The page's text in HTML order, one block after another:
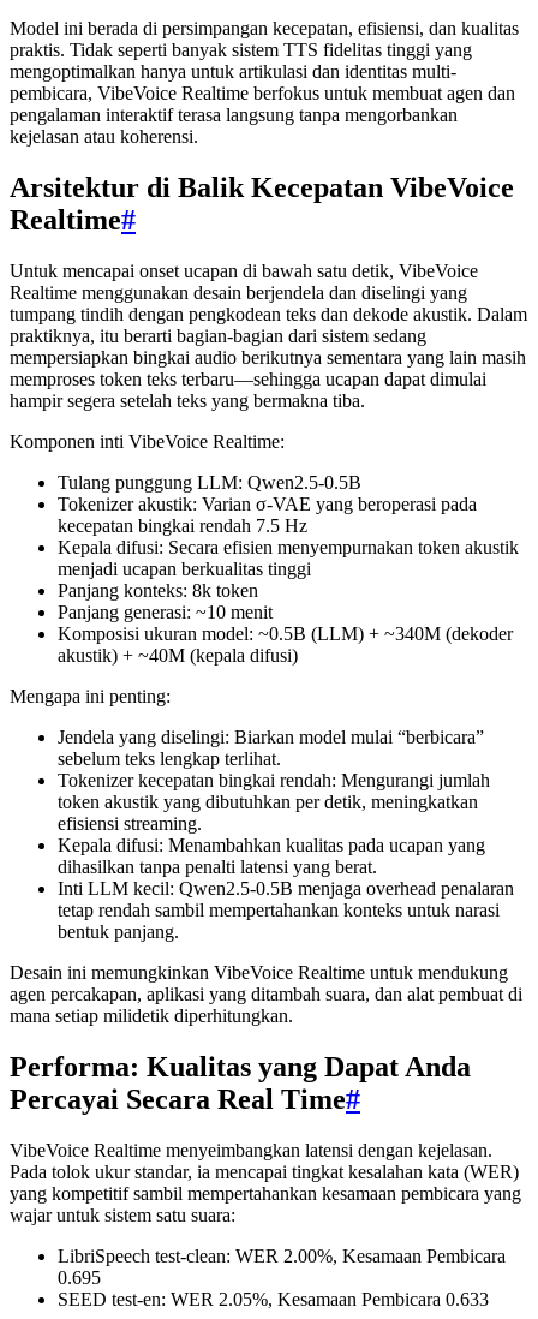
Model ini berada di persimpangan kecepatan, efisiensi, dan kualitas
praktis. Tidak seperti banyak sistem TTS fidelitas tinggi yang
mengoptimalkan hanya untuk artikulasi dan identitas multi-
pembicara, VibeVoice Realtime berfokus untuk membuat agen dan
pengalaman interaktif terasa langsung tanpa mengorbankan
kejelasan atau koherensi.
Arsitektur di Balik Kecepatan VibeVoice
Realtime#
Untuk mencapai onset ucapan di bawah satu detik, VibeVoice
Realtime menggunakan desain berjendela dan diselingi yang
tumpang tindih dengan pengkodean teks dan dekode akustik. Dalam
praktiknya, itu berarti bagian-bagian dari sistem sedang
mempersiapkan bingkai audio berikutnya sementara yang lain masih
memproses token teks terbaru—sehingga ucapan dapat dimulai
hampir segera setelah teks yang bermakna tiba.
Komponen inti VibeVoice Realtime:
Tulang punggung LLM: Qwen2.5-0.5B
Tokenizer akustik: Varian σ-VAE yang beroperasi pada
kecepatan bingkai rendah 7.5 Hz
Kepala difusi: Secara efisien menyempurnakan token akustik
menjadi ucapan berkualitas tinggi
Panjang konteks: 8k token
Panjang generasi: ~10 menit
Komposisi ukuran model: ~0.5B (LLM) + ~340M (dekoder
akustik) + ~40M (kepala difusi)
Mengapa ini penting:
Jendela yang diselingi: Biarkan model mulai “berbicara”
sebelum teks lengkap terlihat.
Tokenizer kecepatan bingkai rendah: Mengurangi jumlah
token akustik yang dibutuhkan per detik, meningkatkan
efisiensi streaming.
Kepala difusi: Menambahkan kualitas pada ucapan yang
dihasilkan tanpa penalti latensi yang berat.
Inti LLM kecil: Qwen2.5-0.5B menjaga overhead penalaran
tetap rendah sambil mempertahankan konteks untuk narasi
bentuk panjang.
Desain ini memungkinkan VibeVoice Realtime untuk mendukung
agen percakapan, aplikasi yang ditambah suara, dan alat pembuat di
mana setiap milidetik diperhitungkan.
Performa: Kualitas yang Dapat Anda
Percayai Secara Real Time#
VibeVoice Realtime menyeimbangkan latensi dengan kejelasan.
Pada tolok ukur standar, ia mencapai tingkat kesalahan kata (WER)
yang kompetitif sambil mempertahankan kesamaan pembicara yang
wajar untuk sistem satu suara:
LibriSpeech test-clean: WER 2.00%, Kesamaan Pembicara
0.695
SEED test-en: WER 2.05%, Kesamaan Pembicara 0.633